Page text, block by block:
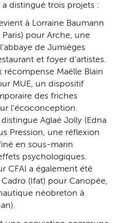
distingué trois projets :
à Lorraine Baumann
pour Arche, une
de Jumièges
et foyer d’artistes.
récompense Maëlle Blain
MUE, un dispositif
des friches
l’écoconception.
Aglaé Jolly (Edna
Pression, une réflexion
en sous-marin
psychologiques.
CFAI a également été
(Ifat) pour Canopée,
néobreton à